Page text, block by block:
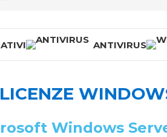
ANTIVIRUS
LICENZE
Windows